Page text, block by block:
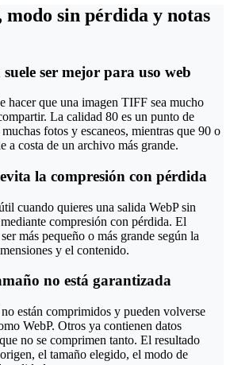
modo sin pérdida y notas
ser mejor para uso web
hacer que una imagen TIFF sea mucho
La calidad 80 es un punto de
fotos y escaneos, mientras que 90 o
a costa de un archivo más grande.
la compresión con pérdida
cuando quieres una salida WebP sin
compresión con pérdida. El
más pequeño o más grande según la
y el contenido.
no está garantizada
están comprimidos y pueden volverse
WebP. Otros ya contienen datos
no se comprimen tanto. El resultado
el tamaño elegido, el modo de